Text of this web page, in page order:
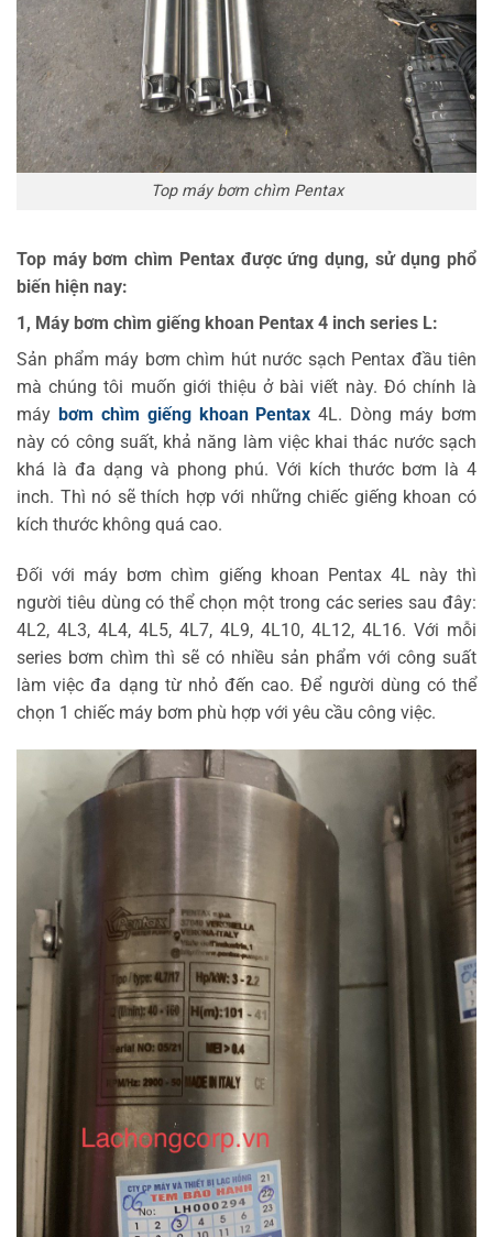
Top máy bơm chìm Pentax
Top máy bơm chìm Pentax được ứng dụng, sử dụng phổ
biến hiện nay:
1, Máy bơm chìm giếng khoan Pentax 4 inch series L:
Sản phẩm máy bơm chìm hút nước sạch Pentax đầu tiên
mà chúng tôi muốn giới thiệu ở bài viết này. Đó chính là
máy bơm chìm giếng khoan Pentax 4L. Dòng máy bơm
này có công suất, khả năng làm việc khai thác nước sạch
khá là đa dạng và phong phú. Với kích thước bơm là 4
inch. Thì nó sẽ thích hợp với những chiếc giếng khoan có
kích thước không quá cao.
Đối với máy bơm chìm giếng khoan Pentax 4L này thì
người tiêu dùng có thể chọn một trong các series sau đây:
4L2, 4L3, 4L4, 4L5, 4L7, 4L9, 4L10, 4L12, 4L16. Với mỗi
series bơm chìm thì sẽ có nhiều sản phẩm với công suất
làm việc đa dạng từ nhỏ đến cao. Để người dùng có thể
chọn 1 chiếc máy bơm phù hợp với yêu cầu công việc.